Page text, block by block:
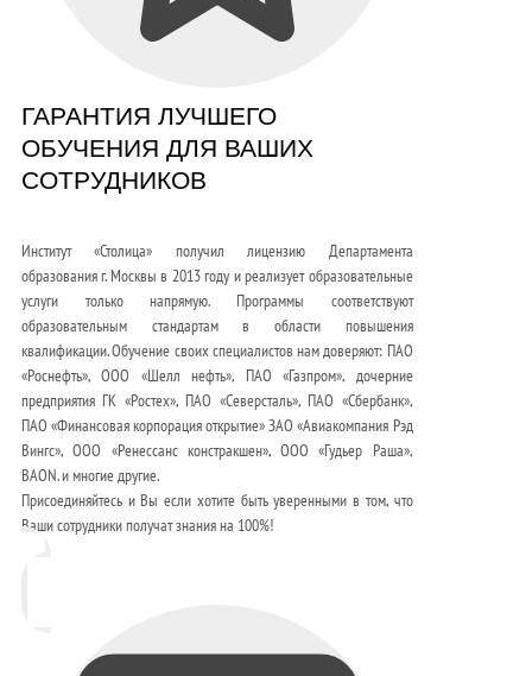
ГАРАНТИЯ ЛУЧШЕГО
ОБУЧЕНИЯ ДЛЯ ВАШИХ
СОТРУДНИКОВ
Институт «Столица» получил лицензию Департамента
образования г. Москвы в 2013 году и реализует образовательные
услуги только напрямую. Программы соответствуют
образовательным стандартам в области повышения
квалификации. Обучение своих специалистов нам доверяют: ПАО
«Роснефть», ООО «Шелл нефть», ПАО «Газпром», дочерние
предприятия ГК «Ростех», ПАО «Северсталь», ПАО «Сбербанк»,
ПАО «Финансовая корпорация открытие» ЗАО «Авиакомпания Рэд
Вингс», ООО «Ренессанс констракшен», ООО «Гудьер Раша»,
BAON. и многие другие.
Присоединяйтесь и Вы если хотите быть уверенными в том, что
Ваши сотрудники получат знания на 100%!